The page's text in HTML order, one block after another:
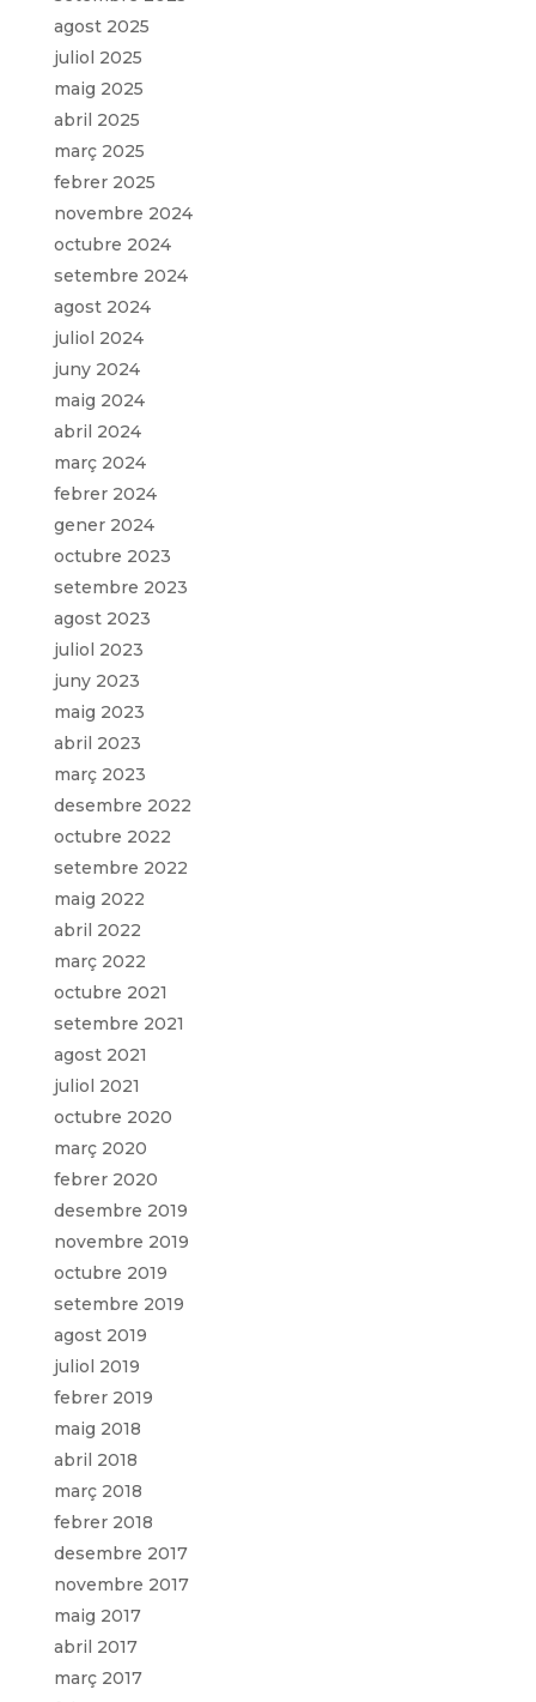
agost 2025
juliol 2025
maig 2025
abril 2025
març 2025
febrer 2025
novembre 2024
octubre 2024
setembre 2024
agost 2024
juliol 2024
juny 2024
maig 2024
abril 2024
març 2024
febrer 2024
gener 2024
octubre 2023
setembre 2023
agost 2023
juliol 2023
juny 2023
maig 2023
abril 2023
març 2023
desembre 2022
octubre 2022
setembre 2022
maig 2022
abril 2022
març 2022
octubre 2021
setembre 2021
agost 2021
juliol 2021
octubre 2020
març 2020
febrer 2020
desembre 2019
novembre 2019
octubre 2019
setembre 2019
agost 2019
juliol 2019
febrer 2019
maig 2018
abril 2018
març 2018
febrer 2018
desembre 2017
novembre 2017
maig 2017
abril 2017
març 2017